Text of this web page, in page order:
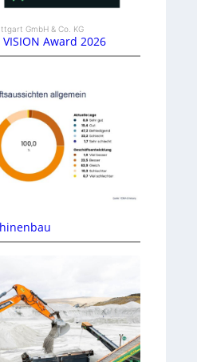
GmbH & Co. KG
Award 2026